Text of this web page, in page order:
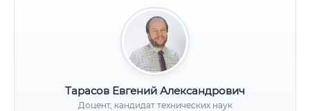
Тарасов Евгений Александрович
Доцент, кандидат технических наук